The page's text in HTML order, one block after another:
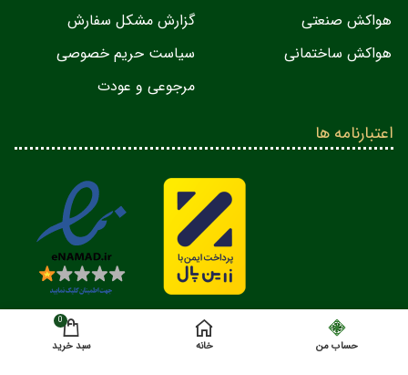
هواکش صنعتی
هواکش ساختمانی
گزارش مشکل سفارش
سیاست حریم خصوصی
مرجوعی و عودت
اعتبارنامه ها
حساب من خانه
0
سبد خرید